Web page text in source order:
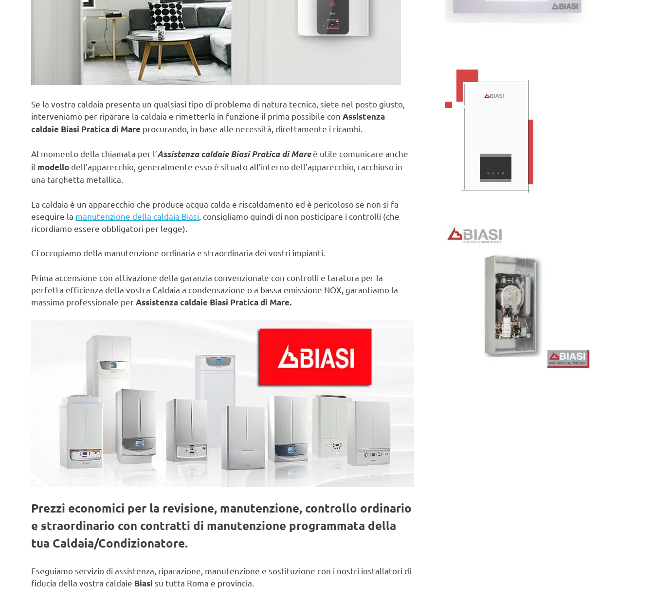
Se la vostra caldaia presenta un qualsiasi tipo di problema di natura tecnica, siete nel posto giusto,
interveniamo per riparare la caldaia e rimetterla in funzione il prima possibile con Assistenza
caldaie Biasi Pratica di Mare procurando, in base alle necessità, direttamente i ricambi.
Al momento della chiamata per l’Assistenza caldaie Biasi Pratica di Mareè utile comunicare anche
il modello dell’apparecchio, generalmente esso è situato all’interno dell’apparecchio, racchiuso in
una targhetta metallica.
La caldaia è un apparecchio che produce acqua calda e riscaldamento ed è pericoloso se non si fa
eseguire la manutenzione della caldaia Biasi , consigliamo quindi di non posticipare i controlli (che
ricordiamo essere obbligatori per legge).
Ci occupiamo della manutenzione ordinaria e straordinaria dei vostri impianti.
Prima accensione con attivazione della garanzia convenzionale con controlli e taratura per la
perfetta efficienza della vostra Caldaia a condensazione o a bassa emissione NOX, garantiamo la
massima professionale perAssistenza caldaie Biasi Pratica di Mare.
Prezzi economici per la revisione, manutenzione, controllo ordinario
e straordinario con contratti di manutenzione programmata della
tua Caldaia/Condizionatore.
Eseguiamo servizio di assistenza, riparazione, manutenzione e sostituzione con i nostri installatori di
fiducia della vostra caldaie Biasi su tutta Roma e provincia.